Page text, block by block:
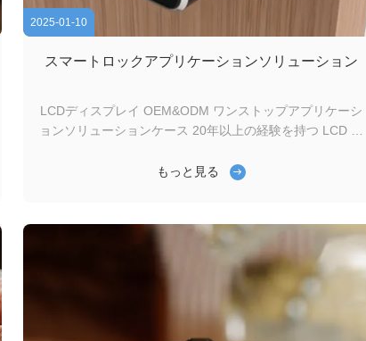
2025-01-10
スマートロックアプリケーションソリューション
LCDディスプレイ OEM&ODM ワンストップアプリケーシ
ョンソリューションケース 20年以上の経験を持つ LCD メ
ズされた高性能 LCD ソリューションを提供しています.ユ
高コントラストのディスプレイ 断面LCDとドットマトリッ
クスLCDは,明確な数字とシンボルの表示を可能にします.
高解像度のタッチインターフェースのためのTFTとOLED
ラスト. 2超低電力消費量 ...
もっと見る